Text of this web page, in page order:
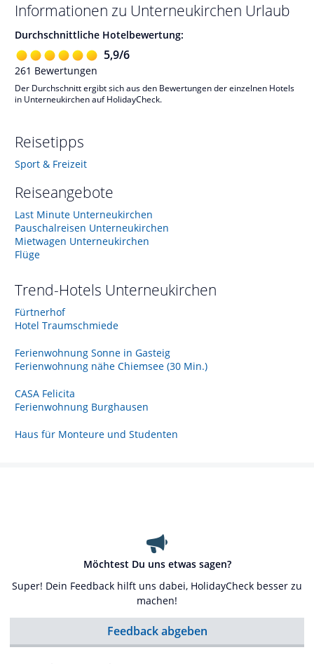
Informationen zu Unterneukirchen Urlaub
Durchschnittliche Hotelbewertung:
5,9/6
261 Bewertungen
Der Durchschnitt ergibt sich aus den Bewertungen der einzelnen Hotels
in Unterneukirchen auf HolidayCheck.
Reisetipps
Sport & Freizeit
Reiseangebote
Last Minute Unterneukirchen
Pauschalreisen Unterneukirchen
Mietwagen Unterneukirchen
Flüge
Trend-Hotels Unterneukirchen
Fürtnerhof
Hotel Traumschmiede
Ferienwohnung Sonne in Gasteig
Ferienwohnung nähe Chiemsee (30 Min.)
CASA Felicita
Ferienwohnung Burghausen
Haus für Monteure und Studenten
Möchtest Du uns etwas sagen?
Super! Dein Feedback hilft uns dabei, HolidayCheck besser zu
machen!
Feedback abgeben